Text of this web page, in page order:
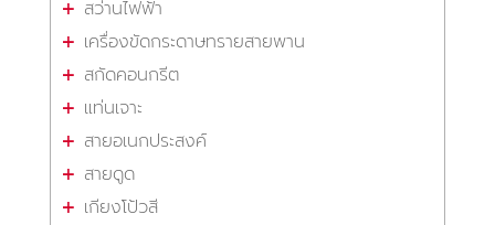
สว่านไฟฟ้า
เครื่องขัดกระดาษทรายสายพาน
สกัดคอนกรีต
แท่นเจาะ
สายอเนกประสงค์
สายดูด
เกียงโป้วสี